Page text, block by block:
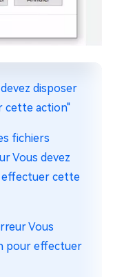
disposer
cette action"
fichiers
Vous devez
effectuer cette
Vous
pour effectuer